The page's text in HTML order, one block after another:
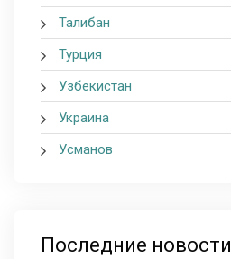
Талибан
Турция
Узбекистан
Украина
Усманов
Последние новости